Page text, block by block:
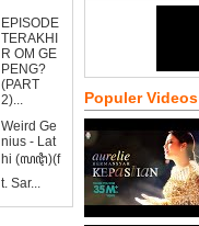
EPISODE
TERAKHI
R OM GE
PENG?
(PART
2)...
Weird Ge
nius - Lat
hi (ꦭꦛꦶ)(f
t. Sar...
Populer Videos